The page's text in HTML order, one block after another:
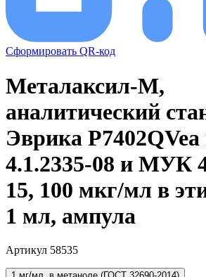
Сформировать QR-код
Металаксил-М,
аналитический
Эврика
4.1.2335-08 и МУК
15, 100 мкг/мл в
1 мл, ампула
Артикул 58535